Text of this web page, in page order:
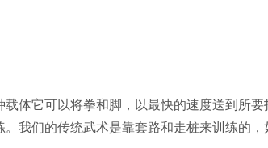
体它可以将拳和脚，以最快的速度送到所要
我们的传统武术是靠套路和走桩来训练的，